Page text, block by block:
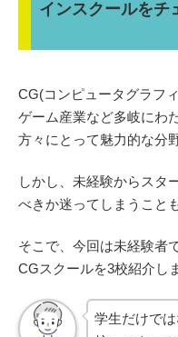
インスクールをチ
CG(コンピュータグラフ
ゲーム産業など多岐にわ
方々にとって魅力的な分
しかし、未経験からスタ
べきか迷ってしまうこと
そこで、今回は未経験者
CGスクールを3校紹介し
学生だけで